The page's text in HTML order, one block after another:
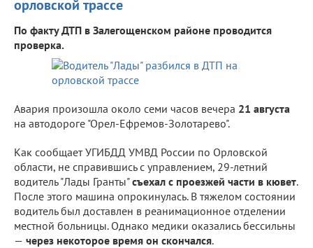
орловской трассе
По факту ДТП в Залегощенском районе проводится
проверка.
Авария произошла около семи часов вечера 21 августа
на автодороге "Орел-Ефремов-Золотарево".
Как сообщает УГИБДД УМВД России по Орловской
области, не справившись с управлением, 29-летний
водитель "Лады Гранты"съехал с проезжей части в кювет.
После этого машина опрокинулась. В тяжелом состоянии
водитель был доставлен в реанимационное отделении
местной больницы. Однако медики оказались бессильны
— через некоторое время он скончался.